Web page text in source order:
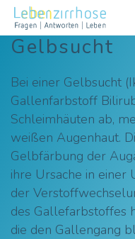
Gelbsucht
Bei einer Gelbsucht
Gallenfarbstoff
Schleimhäuten ab,
weißen Augenhaut.
Gelbfärbung der
ihre Ursache in einer
der
des Gallefarbstoffes
die den Gallengang